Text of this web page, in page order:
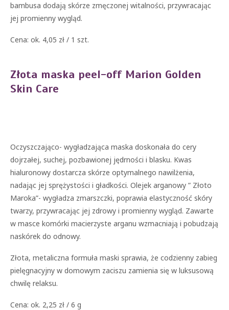
bambusa dodają skórze zmęczonej witalności, przywracając
jej promienny wygląd.
Cena: ok. 4,05 zł / 1 szt.
Złota maska peel-off Marion Golden
Skin Care
Oczyszczająco- wygładzająca maska doskonała do cery
dojrzałej, suchej, pozbawionej jędrności i blasku. Kwas
hialuronowy dostarcza skórze optymalnego nawilżenia,
nadając jej sprężystości i gładkości. Olejek arganowy ” Złoto
Maroka”- wygładza zmarszczki, poprawia elastyczność skóry
twarzy, przywracając jej zdrowy i promienny wygląd. Zawarte
w masce komórki macierzyste arganu wzmacniają i pobudzają
naskórek do odnowy.
Złota, metaliczna formuła maski sprawia, że codzienny zabieg
pielęgnacyjny w domowym zaciszu zamienia się w luksusową
chwilę relaksu.
Cena: ok. 2,25 zł / 6 g